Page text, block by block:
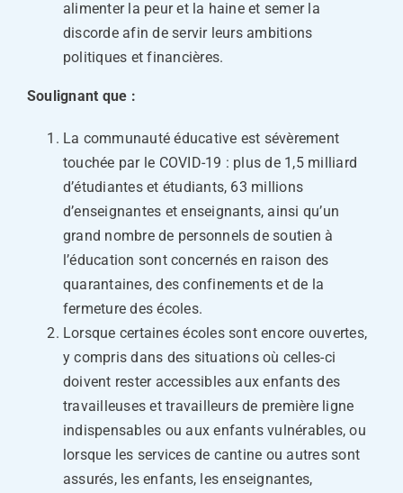
alimenter la peur et la haine et semer la
discorde afin de servir leurs ambitions
politiques et financières.
Soulignant que :
La communauté éducative est sévèrement
touchée par le COVID-19 : plus de 1,5 milliard
d’étudiantes et étudiants, 63 millions
d’enseignantes et enseignants, ainsi qu’un
grand nombre de personnels de soutien à
l’éducation sont concernés en raison des
quarantaines, des confinements et de la
fermeture des écoles.
Lorsque certaines écoles sont encore ouvertes,
y compris dans des situations où celles-ci
doivent rester accessibles aux enfants des
travailleuses et travailleurs de première ligne
indispensables ou aux enfants vulnérables, ou
lorsque les services de cantine ou autres sont
assurés, les enfants, les enseignantes,